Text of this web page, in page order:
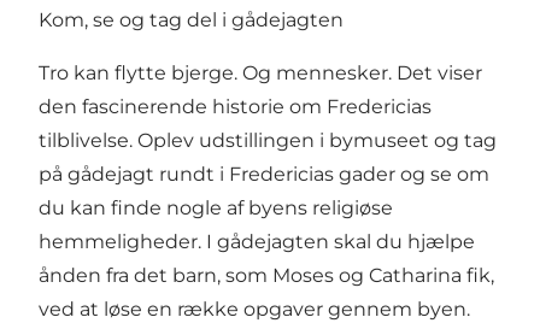
Kom, se og tag del i gådejagten
Tro kan flytte bjerge. Og mennesker. Det viser
den fascinerende historie om Fredericias
tilblivelse. Oplev udstillingen i bymuseet og tag
på gådejagt rundt i Fredericias gader og se om
du kan finde nogle af byens religiøse
hemmeligheder. I gådejagten skal du hjælpe
ånden fra det barn, som Moses og Catharina fik,
ved at løse en række opgaver gennem byen.